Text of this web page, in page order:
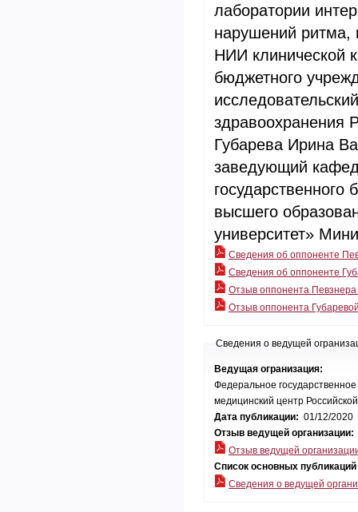
лаборатории
нарушений ритма,
НИИ клинической
бюджетного
здравоохранения
Губарева Ирина
заведующий
государственного
высшего
университет»
Сведения об оппоненте
Сведения об оппоненте
Отзыв оппонента
Отзыв оппонента
Сведения о ведущей
Ведущая огранизация:
Федеральное
медицинский центр
Дата публикации: 01/12/2020
Отзыв ведущей организации:
Отзыв ведущей
Список основных
Сведения о ведущей